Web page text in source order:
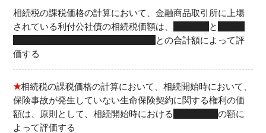
相続税の課税価格の計算において、金融商品取引所に上場
されている利付公社債の相続税価額は、
と
との合計額によって評
価する
★相続税の課税価格の計算において、相続開始時において、
保険事故が発生していない生命保険契約に関する権利の価
額は、原則として、相続開始時における
の額に
よって評価する